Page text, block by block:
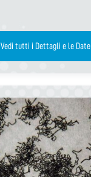
Vedi tutti i Dettagli e le Date